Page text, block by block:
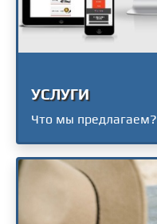
УСЛУГИ
Что мы предлагаем?